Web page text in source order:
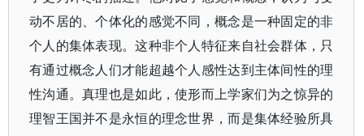
动不居的、个体化的感觉不同，概念是一种固定的非
个人的集体表现。这种非个人特征来自社会群体，只
有通过概念人们才能超越个人感性达到主体间性的理
性沟通。真理也是如此，使形而上学家们为之惊异的
理智王国并不是永恒的理念世界，而是集体经验所具